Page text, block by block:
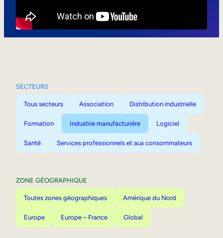
SECTEURS
Tous secteurs Association Distribution industrielle
Formation Industrie manufacturière Logiciel
Santé Services professionnels et aux consommateurs
ZONE GÉOGRAPHIQUE
Toutes zones géographiques Amérique du Nord
Europe Europe – France Global